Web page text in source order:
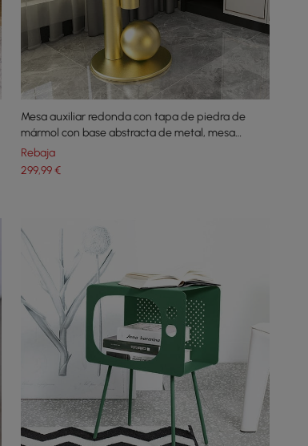
Mesa auxiliar redonda con tapa de piedra de
mármol con base abstracta de metal, mesa
auxiliar blanca moderna
Rebaja
299,99€